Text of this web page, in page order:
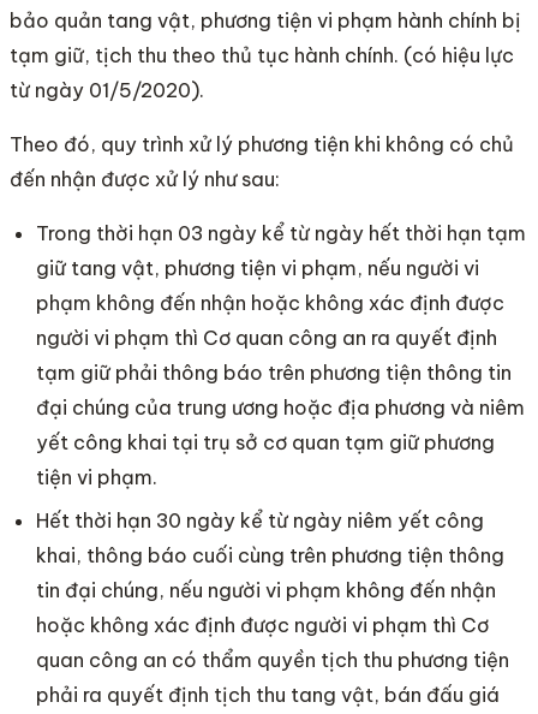
bảo quản tang vật, phương tiện vi phạm hành chính bị
tạm giữ, tịch thu theo thủ tục hành chính. (có hiệu lực
từ ngày 01/5/2020).
Theo đó, quy trình xử lý phương tiện khi không có chủ
đến nhận được xử lý như sau:
Trong thời hạn 03 ngày kể từ ngày hết thời hạn tạm
giữ tang vật, phương tiện vi phạm, nếu người vi
phạm không đến nhận hoặc không xác định được
người vi phạm thì Cơ quan công an ra quyết định
tạm giữ phải thông báo trên phương tiện thông tin
đại chúng của trung ương hoặc địa phương và niêm
yết công khai tại trụ sở cơ quan tạm giữ phương
tiện vi phạm.
Hết thời hạn 30 ngày kể từ ngày niêm yết công
khai, thông báo cuối cùng trên phương tiện thông
tin đại chúng, nếu người vi phạm không đến nhận
hoặc không xác định được người vi phạm thì Cơ
quan công an có thẩm quyền tịch thu phương tiện
phải ra quyết định tịch thu tang vật, bán đấu giá